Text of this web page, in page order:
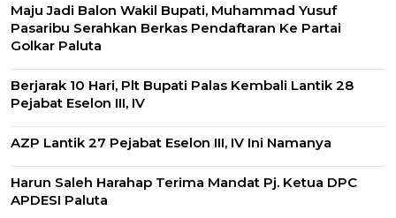
Maju Jadi Balon Wakil Bupati, Muhammad Yusuf
Pasaribu Serahkan Berkas Pendaftaran Ke Partai
Golkar Paluta
Berjarak 10 Hari, Plt Bupati Palas Kembali Lantik 28
Pejabat Eselon III, IV
AZP Lantik 27 Pejabat Eselon III, IV Ini Namanya
Harun Saleh Harahap Terima Mandat Pj. Ketua DPC
APDESI Paluta